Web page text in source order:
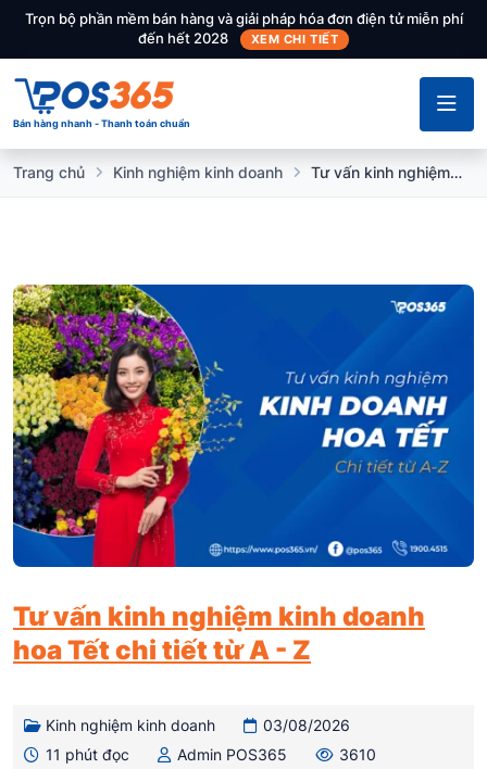
Trọn bộ phần mềm bán hàng và giải pháp hóa đơn điện tử miễn phí
đến hết 2028
XEM CHI TIẾT
Bán hàng nhanh - Thanh toán chuẩn
Trang chủ Kinh nghiệm kinh doanh Tư vấn kinh nghiệm kinh doanh hoa Tết chi tiết từ A - Z
Tư vấn kinh nghiệm kinh doanh
hoa Tết chi tiết từ A - Z
Kinh nghiệm kinh doanh
03/08/2026
11 phút đọc
Admin POS365 3610